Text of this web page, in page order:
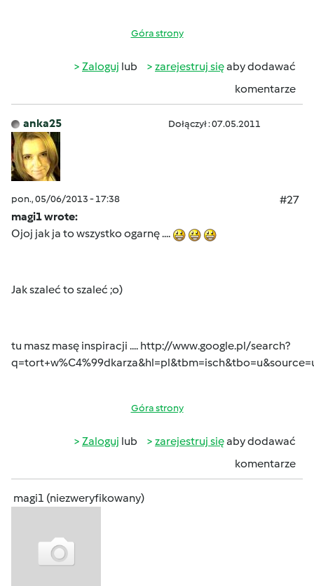
Góra strony
Zaloguj lub zarejestruj sięaby dodawać
komentarze
anka25 Dołączył : 07.05.2011
pon., 05/06/2013 - 17:38
#27
magi1 wrote:
Ojoj jak ja to wszystko ogarnę ....
Jak szaleć to szaleć ;o)
tu masz masę inspiracji .... http://www.google.pl/search?
Góra strony
Zaloguj lub zarejestruj sięaby dodawać
komentarze
magi1 (niezweryfikowany)